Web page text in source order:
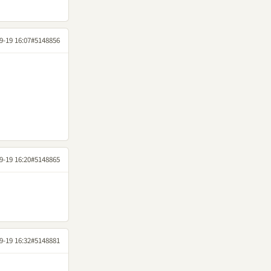
19 16:07#5148856
19 16:20#5148865
19 16:32#5148881